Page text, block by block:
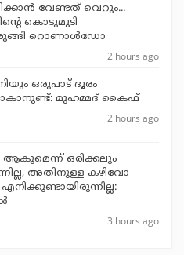
വേണ്ടത് വെറും...
കൊടുമുടി
റൊണാള്‍ഡോ
2 hours ago
ഒരുപാട് ദൂരം
മുഹമ്മദ് കൈഫ്
2 hours ago
ഒരിക്കലും
അതിനുള്ള കഴിവോ
3 hours ago